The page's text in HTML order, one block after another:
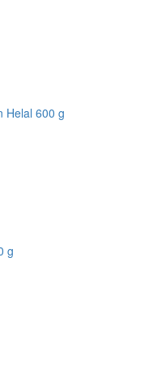
Helal 600 g
g